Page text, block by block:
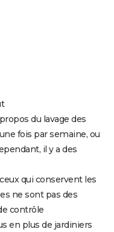
du lavage des
fois par semaine, ou
il y a des
qui conservent les
ne sont pas des
contrôle
en plus de jardiniers